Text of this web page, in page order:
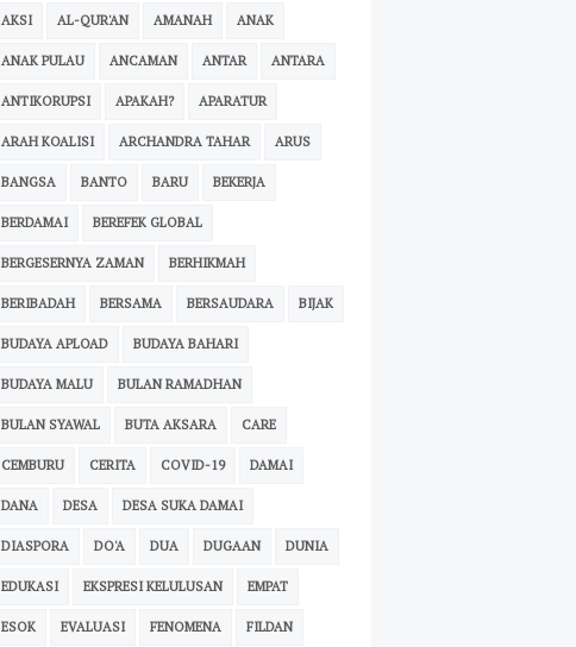
AKSI AL-QUR'AN AMANAH ANAK
ANAK PULAU ANCAMAN ANTAR ANTARA
ANTIKORUPSI APAKAH? APARATUR
ARAH KOALISI ARCHANDRA TAHAR ARUS
BANGSA BANTO BARU BEKERJA
BERDAMAI BEREFEK GLOBAL
BERGESERNYA ZAMAN BERHIKMAH
BERIBADAH BERSAMA BERSAUDARA BIJAK
BUDAYA APLOAD BUDAYA BAHARI
BUDAYA MALU BULAN RAMADHAN
BULAN SYAWAL BUTA AKSARA CARE
CEMBURU CERITA COVID-19 DAMAI
DANA DESA DESA SUKA DAMAI
DIASPORA DO'A DUA DUGAAN DUNIA
EDUKASI EKSPRESI KELULUSAN EMPAT
ESOK EVALUASI FENOMENA FILDAN